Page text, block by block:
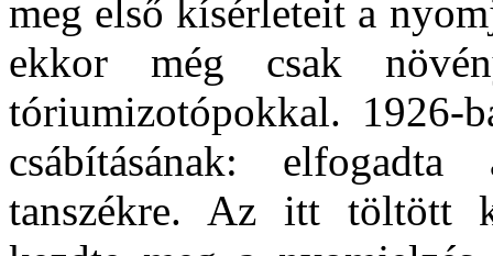
meg első kísérleteit a
ekkor még csak
tóriumizotópokkal. 1926-
csábításának:
tanszékre. Az itt töltött